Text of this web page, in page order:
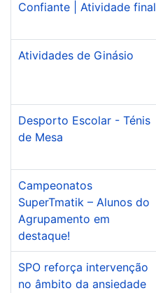
Confiante | Atividade final
Atividades de Ginásio
Desporto Escolar - Ténis
de Mesa
Campeonatos
SuperTmatik – Alunos do
Agrupamento em
destaque!
SPO reforça intervenção
no âmbito da ansiedade